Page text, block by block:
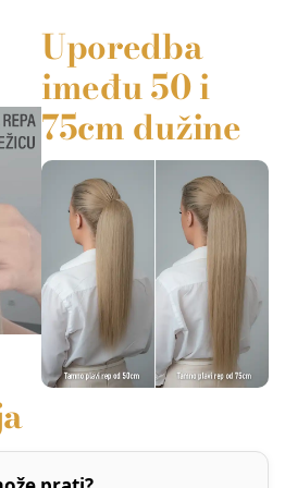
Uporedba
imeđu 50 i
75cm dužine